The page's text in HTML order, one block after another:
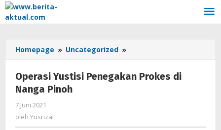
Lewati
ke
konten
Homepage » Uncategorized »
Yustisi
Penegakan
Prokes
Operasi Yustisi Penegakan Prokes di
Nanga Pinoh
7 Juni 2021
Yusrizal
oleh Yusrizal